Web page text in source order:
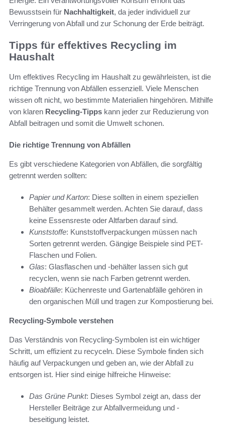
Bewusstsein für Nachhaltigkeit, da jeder individuell zur
Verringerung von Abfall und zur Schonung der Erde beiträgt.
Tipps für effektives Recycling im
Haushalt
Um effektives Recycling im Haushalt zu gewährleisten, ist die
richtige Trennung von Abfällen essenziell. Viele Menschen
wissen oft nicht, wo bestimmte Materialien hingehören. Mithilfe
von klaren Recycling-Tipps kann jeder zur Reduzierung von
Abfall beitragen und somit die Umwelt schonen.
Die richtige Trennung von Abfällen
Es gibt verschiedene Kategorien von Abfällen, die sorgfältig
getrennt werden sollten:
Papier und Karton: Diese sollten in einem speziellen
Behälter gesammelt werden. Achten Sie darauf, dass
keine Essensreste oder Altfarben darauf sind.
Kunststoffe: Kunststoffverpackungen müssen nach
Sorten getrennt werden. Gängige Beispiele sind PET-
Flaschen und Folien.
Glas: Glasflaschen und -behälter lassen sich gut
recyclen, wenn sie nach Farben getrennt werden.
Bioabfälle: Küchenreste und Gartenabfälle gehören in
den organischen Müll und tragen zur Kompostierung bei.
Recycling-Symbole verstehen
Das Verständnis von Recycling-Symbolen ist ein wichtiger
Schritt, um effizient zu recyceln. Diese Symbole finden sich
häufig auf Verpackungen und geben an, wie der Abfall zu
entsorgen ist. Hier sind einige hilfreiche Hinweise:
Das Grüne Punkt: Dieses Symbol zeigt an, dass der
Hersteller Beiträge zur Abfallvermeidung und -
beseitigung leistet.